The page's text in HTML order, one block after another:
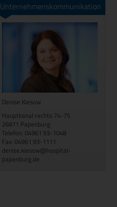
Unternehmenskommunikation
Denise Kiesow
Hauptkanal rechts 74-75
26871 Papenburg
Telefon: 04961 93-1048
Fax: 04961 93-1111
denise.kiesow@hospital-
papenburg.de